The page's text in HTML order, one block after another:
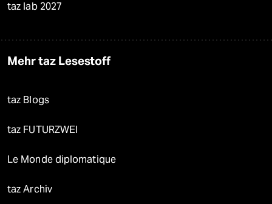
taz lab 2027
Mehr taz Lesestoff
taz Blogs
taz FUTURZWEI
Le Monde diplomatique
taz Archiv